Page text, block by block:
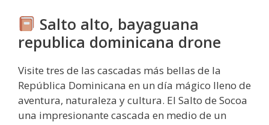
Salto alto, bayaguana
republica dominicana drone
Visite tres de las cascadas más bellas de la
República Dominicana en un día mágico lleno de
aventura, naturaleza y cultura. El Salto de Socoa
una impresionante cascada en medio de un